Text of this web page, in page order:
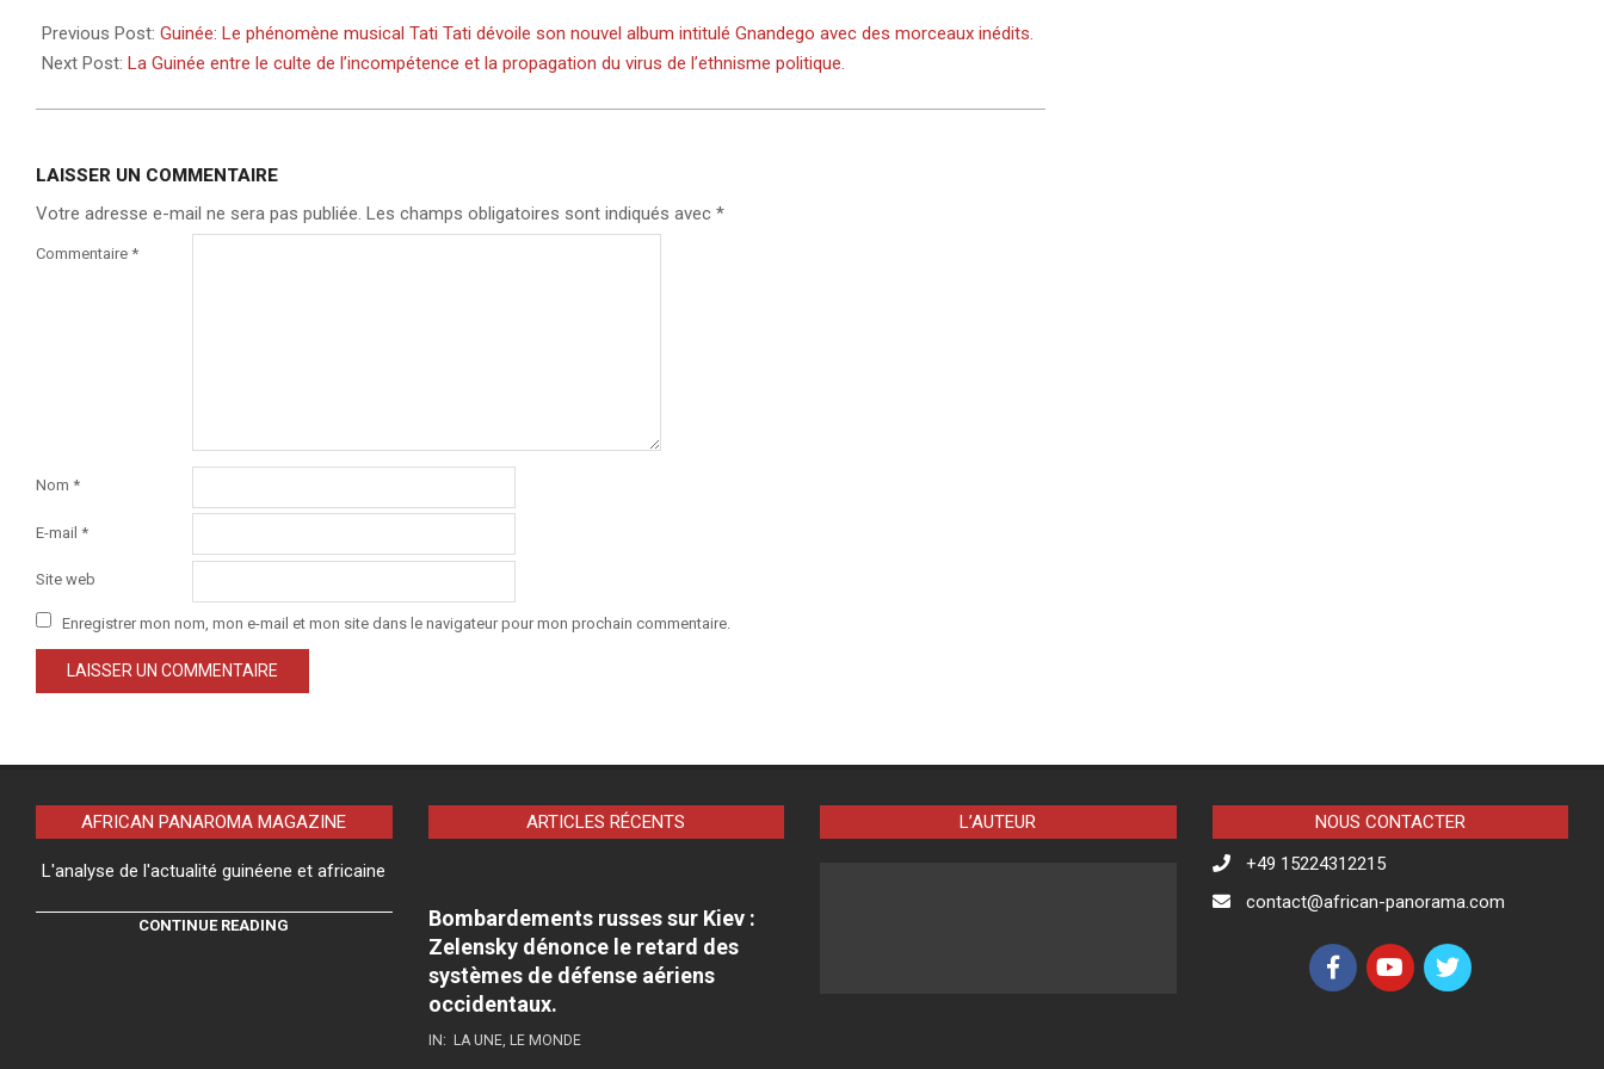
12-
01
Previous Post: Guinée: Le phénomène musical Tati Tati dévoile son nouvel album intitulé Gnandego avec des morceaux inédits.
Next Post: La Guinée entre le culte de l’incompétence et la propagation du virus de l’ethnisme politique.
LAISSER UN COMMENTAIRE
Votre adresse e-mail ne sera pas publiée. Les champs obligatoires sont indiqués avec *
Commentaire *
Nom *
E-mail *
Site web
Enregistrer mon nom, mon e-mail et mon site dans le navigateur pour mon prochain commentaire.
AFRICAN PANAROMA MAGAZINE
L'analyse de l'actualité guinéene et africaine
CONTINUE READING
ARTICLES RÉCENTS
Bombardements russes sur Kiev :
Zelensky dénonce le retard des
systèmes de défense aériens
occidentaux.
IN: LA UNE, LE MONDE
L’AUTEUR
NOUS CONTACTER
+49 15224312215
contact@african-panorama.com